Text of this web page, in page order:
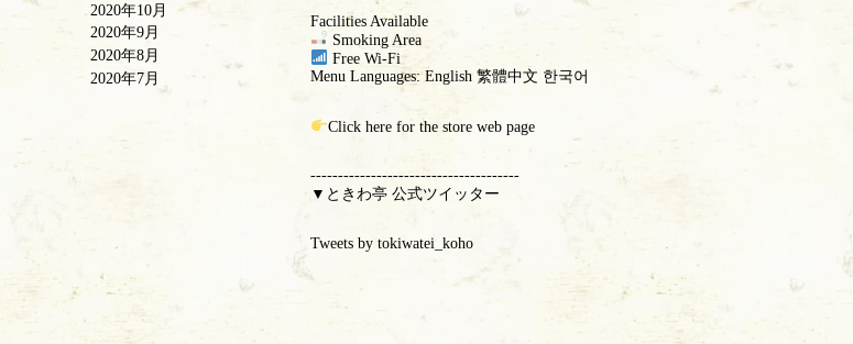
Facilities Available
Smoking Area
Free Wi-Fi
Menu Languages: English 繁體中文 한국어
Click here for the store web page
--------------------------------------
▼ときわ亭 公式ツイッター
Tweets by tokiwatei_koho
2020年10月
2020年9月
2020年8月
2020年7月